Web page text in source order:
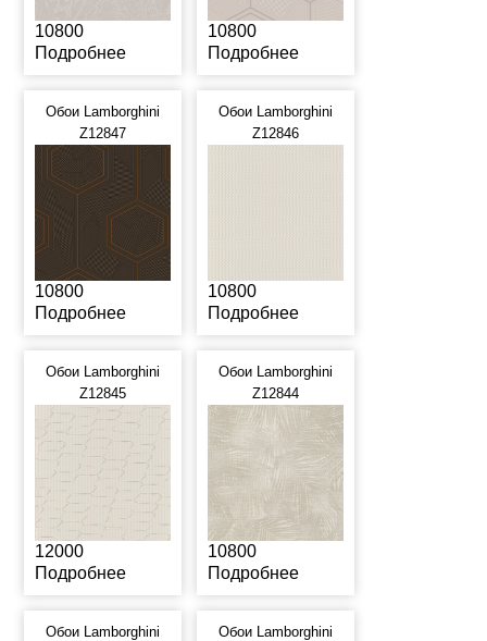
10800
Подробнее
10800
Подробнее
Обои Lamborghini
Z12847
10800
Подробнее
Обои Lamborghini
Z12846
10800
Подробнее
Обои Lamborghini
Z12845
12000
Подробнее
Обои Lamborghini
Z12844
10800
Подробнее
Обои Lamborghini
Обои Lamborghini